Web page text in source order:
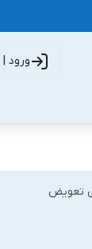
ورود